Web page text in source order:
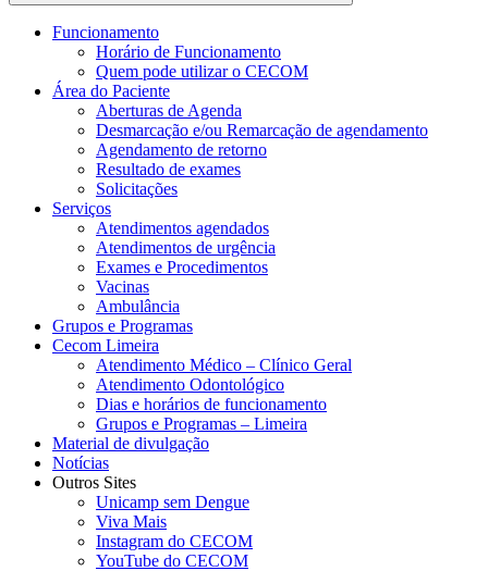
Buscar
Funcionamento
Horário de Funcionamento
Quem pode utilizar o CECOM
Área do Paciente
Aberturas de Agenda
Desmarcação e/ou Remarcação de agendamento
Agendamento de retorno
Resultado de exames
Solicitações
Serviços
Atendimentos agendados
Atendimentos de urgência
Exames e Procedimentos
Vacinas
Ambulância
Grupos e Programas
Cecom Limeira
Atendimento Médico – Clínico Geral
Atendimento Odontológico
Dias e horários de funcionamento
Grupos e Programas – Limeira
Material de divulgação
Notícias
Outros Sites
Unicamp sem Dengue
Viva Mais
Instagram do CECOM
YouTube do CECOM